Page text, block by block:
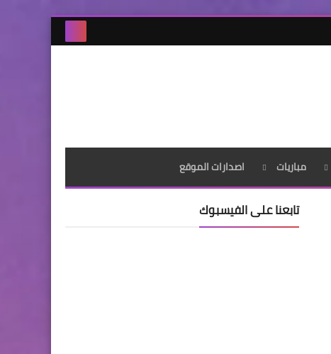
مباريات اصدارات الموقع
تابعنا على الفيسبوك